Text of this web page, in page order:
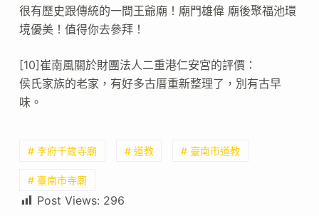
很有歷史跟傳統的一間王爺廟！廟門雄偉 廟後聚福池環
境優美！值得你去參拜！
[10]崔南風關於財團法人二重港仁安宮的評價：
侯氏家族的老家，有好多古厝重新整理了，別有古早
味。
# 李府千歲寺廟 # 道教 # 臺南市道教
# 臺南市寺廟
Post Views: 296